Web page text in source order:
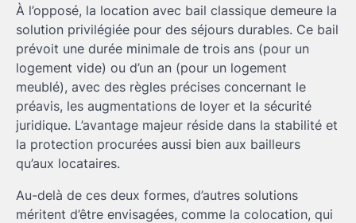
À l’opposé, la location avec bail classique demeure la
solution privilégiée pour des séjours durables. Ce bail
prévoit une durée minimale de trois ans (pour un
logement vide) ou d’un an (pour un logement
meublé), avec des règles précises concernant le
préavis, les augmentations de loyer et la sécurité
juridique. L’avantage majeur réside dans la stabilité et
la protection procurées aussi bien aux bailleurs
qu’aux locataires.
Au-delà de ces deux formes, d’autres solutions
méritent d’être envisagées, comme la colocation, qui